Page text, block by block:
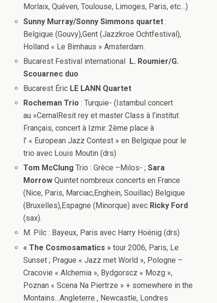
Morlaix, Quéven, Toulouse, Limoges, Paris, etc…)
Sunny Murray/Sonny Simmons quartet:
Belgique (Gouvy),Gent (Jazzkroe Ochtfestival),
Holland « Le Bimhaus » Amsterdam.
Bucarest Festival international L. Roumier/G.
Scouarnec duo
Bucarest Éric LE LANN Quartet
RochemanTrio: Turquie- (Istambul concert
au »CemalResit rey et master Class à l’institut
Français, concert à Izmir. 2ème place à
l’ « European Jazz Contest » en Belgique pour le
trio avec Louis Moutin (drs)
Tom McClung Trio : Grèce –Milos- ;Sara
MorrowQuintet nombreux concerts en France
(Nice, Paris, Marciac,Enghein, Souillac) Belgique
(Bruxelles),Espagne (Minorque) avec Ricky Ford
(sax).
M. Pilc : Bayeux, Paris avec Harry Hoënig (drs)
« The Cosmosamatics » tour 2006, Paris, Le
Sunset ; Prague « Jazz met World », Pologne –
Cracovie « Alchemia », Bydgorscz « Mozg »,
Poznan « Scena Na Piertrze » + somewhere in the
Montains…Angleterre , Newcastle, Londres